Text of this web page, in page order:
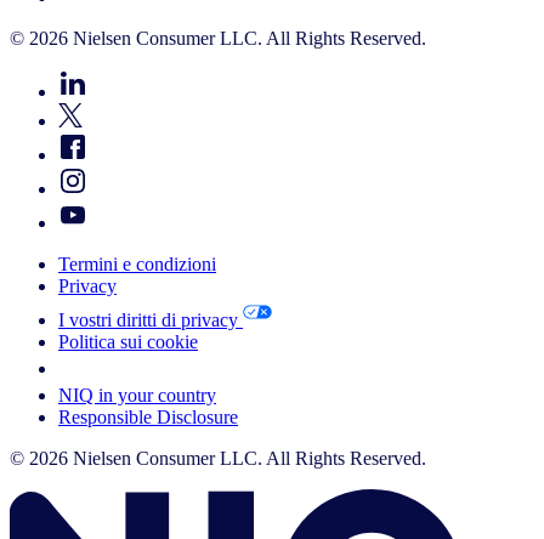
© 2026 Nielsen Consumer LLC. All Rights Reserved.
Termini e condizioni
Privacy
I vostri diritti di privacy
Politica sui cookie
NIQ in your country
Responsible Disclosure
© 2026 Nielsen Consumer LLC. All Rights Reserved.